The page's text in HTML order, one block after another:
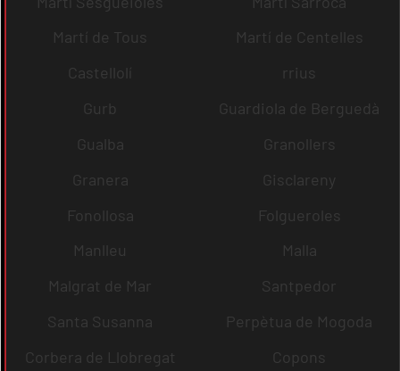
Martí de Tous
Martí de Centelles
Castellolí
rrius
Gurb
Guardiola de Berguedà
Gualba
Granollers
Granera
Gisclareny
Fonollosa
Folgueroles
Manlleu
Malla
Malgrat de Mar
Santpedor
Santa Susanna
Perpètua de Mogoda
Corbera de Llobregat
Copons